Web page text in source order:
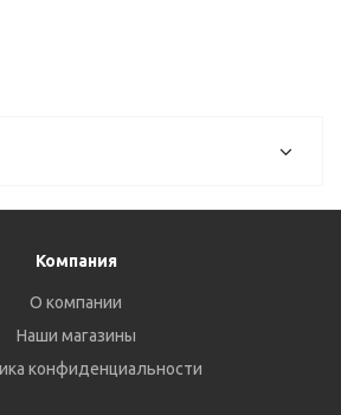
Компания
О компании
Наши магазины
конфиденциальности